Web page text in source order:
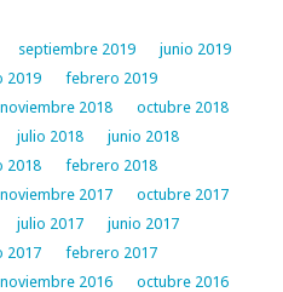
septiembre 2019
junio 2019
2019
febrero 2019
noviembre 2018
octubre 2018
julio 2018
junio 2018
2018
febrero 2018
noviembre 2017
octubre 2017
julio 2017
junio 2017
2017
febrero 2017
noviembre 2016
octubre 2016